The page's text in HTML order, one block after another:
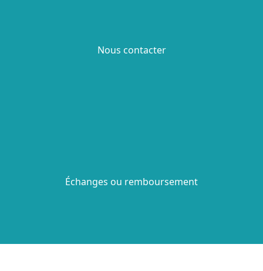
Nous contacter
Échanges ou remboursement